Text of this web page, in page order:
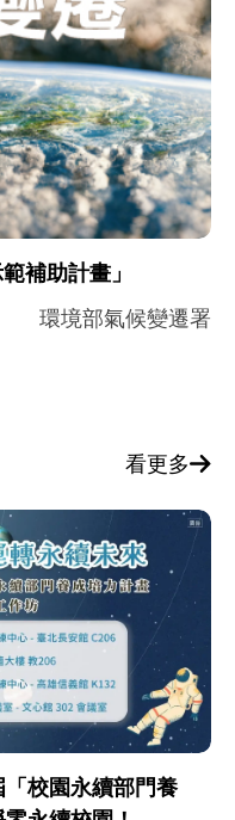
補助計畫」
環境部氣候變遷署
看更多
「校園永續部門養